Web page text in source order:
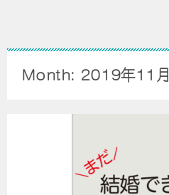
Month: 2019年11月